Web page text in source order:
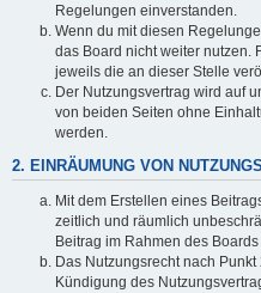
Regelungen einverstanden.
Wenn du mit diesen
das Board nicht weiter nutzen.
jeweils die an dieser Stelle
Der Nutzungsvertrag wird auf
von beiden Seiten ohne
werden.
2. EINRÄUMUNG VON
Mit dem Erstellen eines
zeitlich und räumlich
Beitrag im Rahmen des
Das Nutzungsrecht nach
Kündigung des